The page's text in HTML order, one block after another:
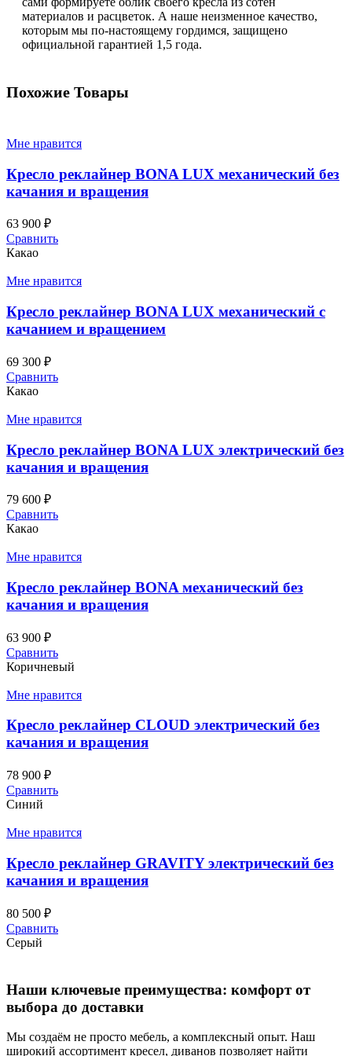
материалов и расцветок. А наше неизменное качество,
которым мы по-настоящему гордимся, защищено
официальной гарантией 1,5 года.
Похожие Товары
Мне нравится
Кресло реклайнер BONA LUX механический без
качания и вращения
63 900 ₽
Сравнить
Какао
Мне нравится
Кресло реклайнер BONA LUX механический с
качанием и вращением
69 300 ₽
Сравнить
Какао
Мне нравится
Кресло реклайнер BONA LUX электрический без
качания и вращения
79 600 ₽
Сравнить
Какао
Мне нравится
Кресло реклайнер BONA механический без
качания и вращения
63 900 ₽
Сравнить
Коричневый
Мне нравится
Кресло реклайнер CLOUD электрический без
качания и вращения
78 900 ₽
Сравнить
Синий
Мне нравится
Кресло реклайнер GRAVITY электрический без
качания и вращения
80 500 ₽
Сравнить
Серый
Наши ключевые преимущества: комфорт от
выбора до доставки
Мы создаём не просто мебель, а комплексный опыт. Наш
широкий ассортимент кресел, диванов позволяет найти